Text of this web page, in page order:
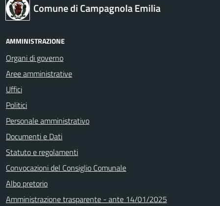
Comune di Campagnola Emilia
AMMINISTRAZIONE
Organi di governo
Aree amministrative
Uffici
Politici
Personale amministrativo
Documenti e Dati
Statuto e regolamenti
Convocazioni del Consiglio Comunale
Albo pretorio
Amministrazione trasparente - ante 14/01/2025